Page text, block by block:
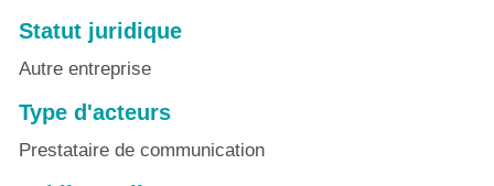
Statut juridique
Autre entreprise
Type d'acteurs
Prestataire de communication